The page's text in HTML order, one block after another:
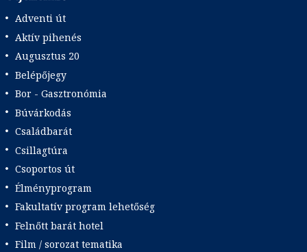
Adventi út
Aktív pihenés
Augusztus 20
Belépőjegy
Bor - Gasztronómia
Búvárkodás
Családbarát
Csillagtúra
Csoportos út
Élményprogram
Fakultatív program lehetőség
Felnőtt barát hotel
Film / sorozat tematika